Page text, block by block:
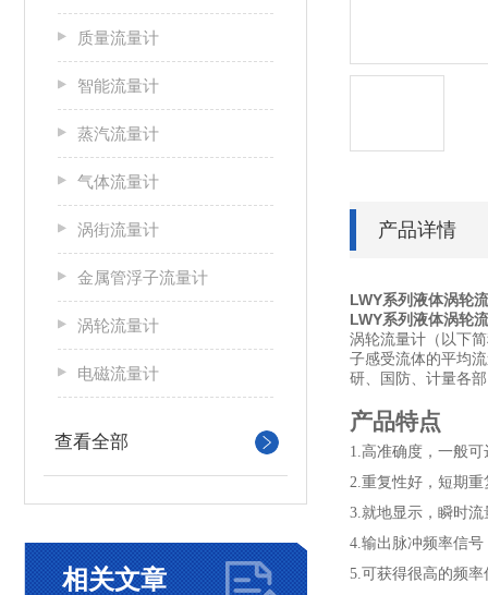
质量流量计
智能流量计
蒸汽流量计
气体流量计
涡街流量计
金属管浮子流量计
涡轮流量计
电磁流量计
查看全部
相关文章
产品详情
LWY系列液体涡轮
LWY系列液体涡轮
涡轮流量计（以下
子感受流体的平均
研、国防、计量各
产品特点
1.高准确度，一般可
2.重复性好，短期
3.就地显示，瞬时
4.输出脉冲频率信号
5.可获得很高的频